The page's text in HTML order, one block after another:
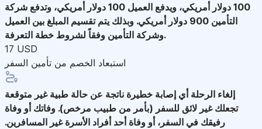
100 دولار أمريكي، ويدفع العميل 100 دولار أمريكي، وتدفع شركة
التأمين 900 دولار أمريكي. وبذلك يتم تقسيم المبلغ بين العميل
وشركة التأمين وفقاً لشروط خطة التعرفة.
17 USD
استبعاد الخصم من تأمين السفر
إلغاء الرحلة أي إصابة خطيرة ناتجة عن حالة طبية غير متوقعة
تجعلك غير لائق للسفر (بأمر من طبيب مرخص). وفاتك أو وفاة
رفيقك في السفر، أو وفاة أحد أفراد الأسرة غير المسافرين.